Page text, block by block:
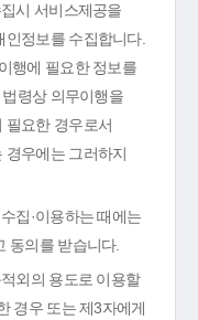
시 서비스제공을
정보를 수집합니다.
행에 필요한 정보를
령상 의무이행을
필요한 경우로서
경우에는 그러하지
집·이용하는 때에는
동의를 받습니다.
외의 용도로 이용할
경우 또는 제3자에게